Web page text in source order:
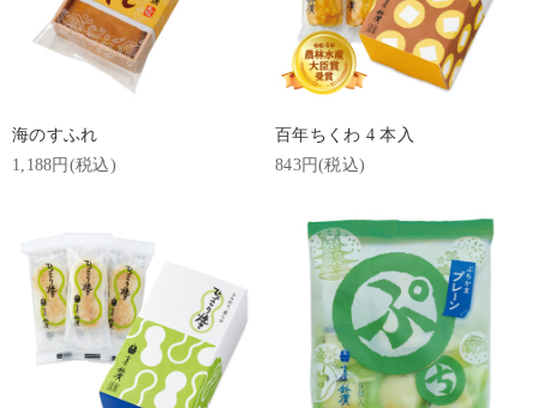
海のすふれ
1,188円(税込)
百年ちくわ 4 本入
843円(税込)